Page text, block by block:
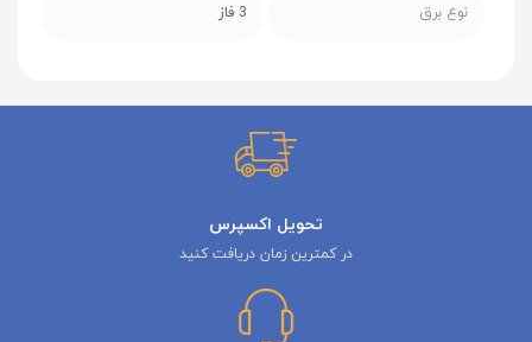
نوع برق 3 فاز
تحویل اکسپرس
در کمترین زمان دریافت کنید